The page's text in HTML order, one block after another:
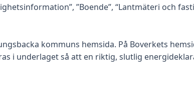
”Boende”, “Lantmäteri och
kommuns hemsida. På Boverkets
i underlaget så att en riktig, slutlig